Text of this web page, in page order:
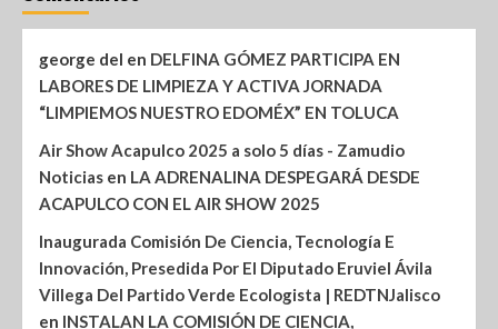
george del en DELFINA GÓMEZ PARTICIPA EN
LABORES DE LIMPIEZA Y ACTIVA JORNADA
“LIMPIEMOS NUESTRO EDOMÉX” EN TOLUCA
Air Show Acapulco 2025 a solo 5 días - Zamudio
Noticias en LA ADRENALINA DESPEGARÁ DESDE
ACAPULCO CON EL AIR SHOW 2025
Inaugurada Comisión De Ciencia, Tecnología E
Innovación, Presedida Por El Diputado Eruviel Ávila
Villega Del Partido Verde Ecologista | REDTNJalisco
en INSTALAN LA COMISIÓN DE CIENCIA,